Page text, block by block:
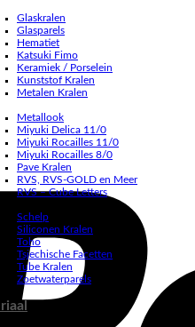
Glaskralen
Glasparels
Hematiet
Katsuki Fimo
Keramiek / Porselein
Kunststof Kralen
Metalen Kralen
Metallook
Miyuki Delica 11/0
Miyuki Rocailles 11/0
Miyuki Rocailles 8/0
Pave Kralen
RVS, RVS-GOLD en Meer
RVS – Cube Letters
Schelp
Siliconen Kralen
Toho
Tsjechische Facetten
Tube Kralen
Zoetwaterparels